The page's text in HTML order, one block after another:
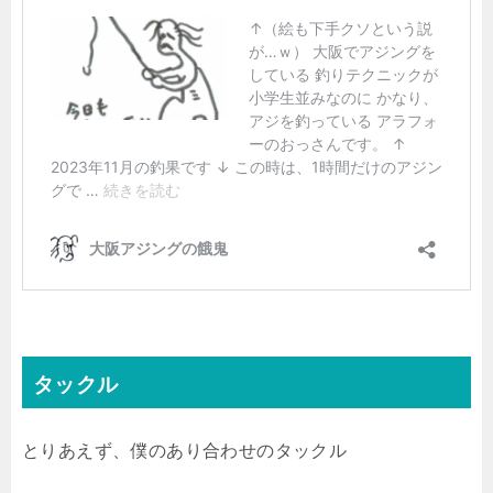
タックル
とりあえず、僕のあり合わせのタックル